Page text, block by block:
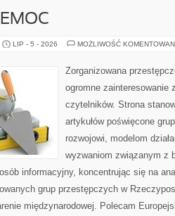
LIP - 5 - 2026 MOŻLIWOŚĆ
Zorganizowana
ogromne zainteresowanie
czytelników. Strona
artykułów poświęcone
rozwojowi, modelom
wyzwaniom związanym z
informacyjny, koncentrując się na
grup przestępczych w
międzynarodowej. Polecam